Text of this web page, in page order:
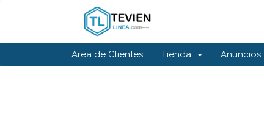
Área de Clientes Tienda Anuncios